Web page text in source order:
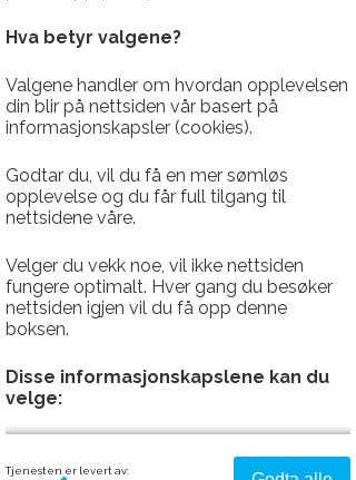
Bredde: 180 cm
Designer: Jarle Slyngstad
Norsk furu- levende farger
Produsert i norsk vannfast limtre i furu
fra Norsk Limtre, tilskjært hos Møbeltre
AS og impregnert i Royal Klar linolje
hos Alvdal Skurlag.
Over tid vil treverket blekes av vær og
vind, fra en grønnlig brun farge til at
treverket over tid vil gråne.
Alt treverk er avrundet i kantene for
fine og naturlige overganger. Dette
Hva betyr valgene?
Valgene handler om hvordan opplevelsen
din blir på nettsiden vår basert på
informasjonskapsler (cookies).
Godtar du, vil du få en mer sømløs
opplevelse og du får full tilgang til
nettsidene våre.
Velger du vekk noe, vil ikke nettsiden
fungere optimalt. Hver gang du besøker
nettsiden igjen vil du få opp denne
boksen.
Disse informasjonskapslene kan du
velge:
Strengt nødvendig - denne er alltid
Tjenesten er levert av: